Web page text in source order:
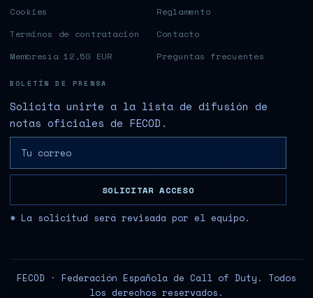
Cookies
Términos de contratación
Membresía 12,50 EUR
Reglamento
Contacto
Preguntas frecuentes
BOLETÍN DE PRENSA
Solicita unirte a la lista de difusión de
notas oficiales de FECOD.
SOLICITAR ACCESO
* La solicitud será revisada por el equipo.
FECOD · Federación Española de Call of Duty. Todos
los derechos reservados.